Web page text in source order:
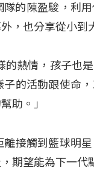
的陳盈駿，利
，也分享從小到
熱情，孩子也
的活動跟使命
助。」
接觸到籃球明
期望能為下一代